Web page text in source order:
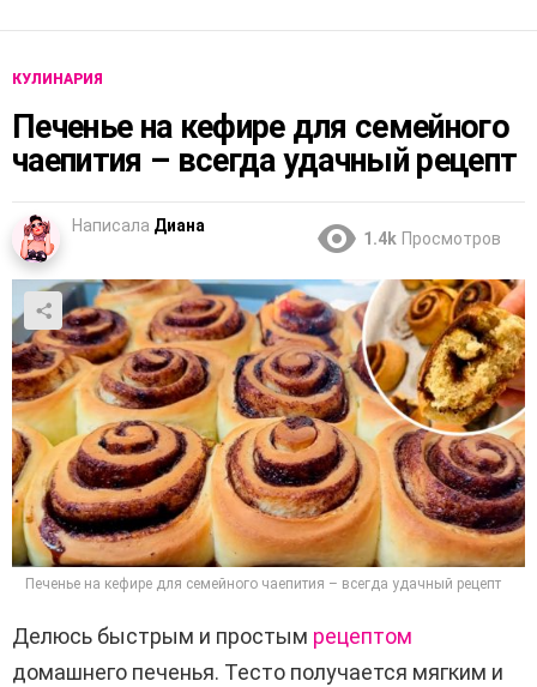
КУЛИНАРИЯ
Печенье на кефире для семейного
чаепития – всегда удачный рецепт
Написала Диана
1.4k Просмотров
Печенье на кефире для семейного чаепития – всегда удачный рецепт
Делюсь быстрым и простым рецептом
домашнего печенья. Тесто получается мягким и